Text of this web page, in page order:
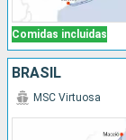
Comidas incluidas
BRASIL
MSC Virtuosa